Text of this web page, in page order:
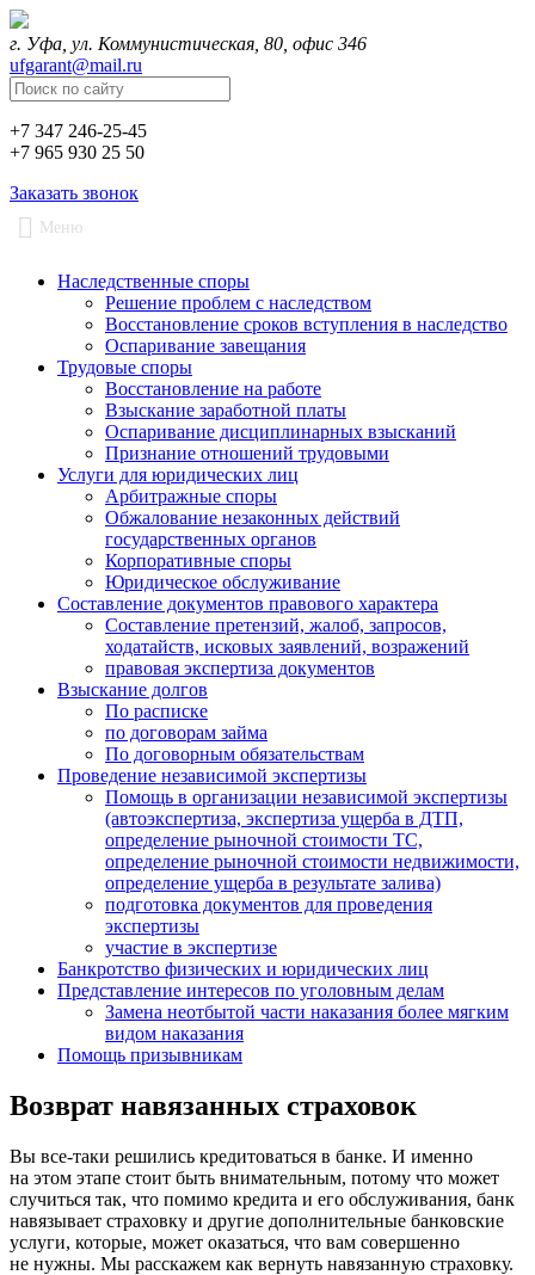
г. Уфа, ул. Коммунистическая, 80, офис 346
ufgarant@mail.ru
+7 347 246-25-45
+7 965 930 25 50
Заказать звонок
Меню
Наследственные споры
Решение проблем с наследством
Восстановление сроков вступления в наследство
Оспаривание завещания
Трудовые споры
Восстановление на работе
Взыскание заработной платы
Оспаривание дисциплинарных взысканий
Признание отношений трудовыми
Услуги для юридических лиц
Арбитражные споры
Обжалование незаконных действий
государственных органов
Корпоративные споры
Юридическое обслуживание
Составление документов правового характера
Составление претензий, жалоб, запросов,
ходатайств, исковых заявлений, возражений
правовая экспертиза документов
Взыскание долгов
По расписке
по договорам займа
По договорным обязательствам
Проведение независимой экспертизы
Помощь в организации независимой экспертизы
(автоэкспертиза, экспертиза ущерба в ДТП,
определение рыночной стоимости ТС,
определение рыночной стоимости недвижимости,
определение ущерба в результате залива)
подготовка документов для проведения
экспертизы
участие в экспертизе
Банкротство физических и юридических лиц
Представление интересов по уголовным делам
Замена неотбытой части наказания более мягким
видом наказания
Помощь призывникам
Возврат навязанных страховок
Вы все-таки решились кредитоваться в банке. И именно
на этом этапе стоит быть внимательным, потому что может
случиться так, что помимо кредита и его обслуживания, банк
навязывает страховку и другие дополнительные банковские
услуги, которые, может оказаться, что вам совершенно
не нужны. Мы расскажем как вернуть навязанную страховку.